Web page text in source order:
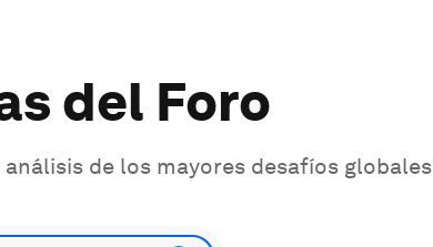
del Foro
de los mayores desafíos globales